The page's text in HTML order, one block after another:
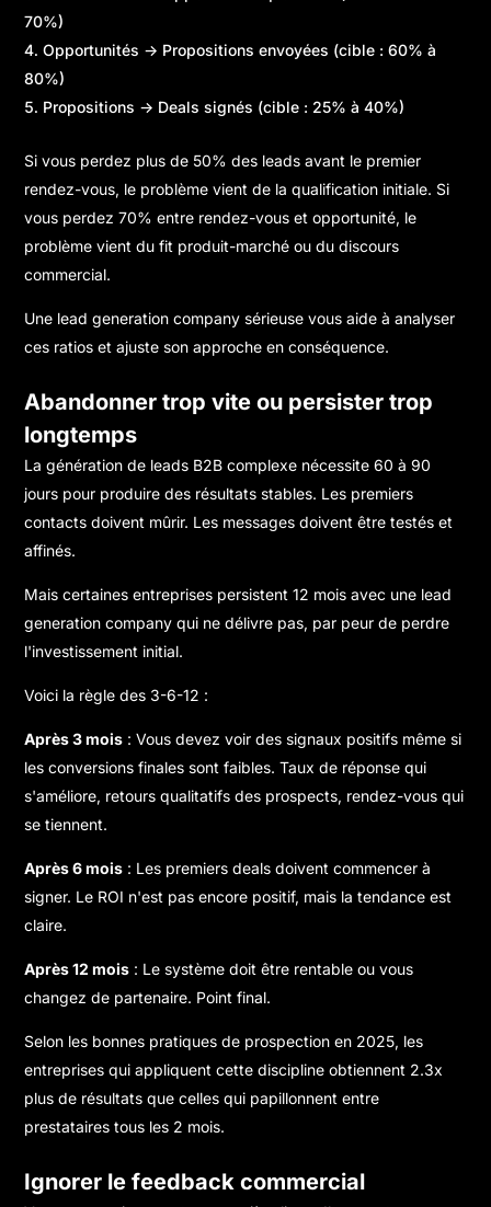
70%)
Opportunités → Propositions envoyées (cible : 60% à
80%)
Propositions → Deals signés (cible : 25% à 40%)
Si vous perdez plus de 50% des leads avant le premier
rendez-vous, le problème vient de la qualification initiale. Si
vous perdez 70% entre rendez-vous et opportunité, le
problème vient du fit produit-marché ou du discours
commercial.
Une lead generation company sérieuse vous aide à analyser
ces ratios et ajuste son approche en conséquence.
Abandonner trop vite ou persister trop
longtemps
La génération de leads B2B complexe nécessite 60 à 90
jours pour produire des résultats stables. Les premiers
contacts doivent mûrir. Les messages doivent être testés et
affinés.
Mais certaines entreprises persistent 12 mois avec une lead
generation company qui ne délivre pas, par peur de perdre
l'investissement initial.
Voici la règle des 3-6-12 :
Après 3 mois : Vous devez voir des signaux positifs même si
les conversions finales sont faibles. Taux de réponse qui
s'améliore, retours qualitatifs des prospects, rendez-vous qui
se tiennent.
Après 6 mois : Les premiers deals doivent commencer à
signer. Le ROI n'est pas encore positif, mais la tendance est
claire.
Après 12 mois : Le système doit être rentable ou vous
changez de partenaire. Point final.
Selon les bonnes pratiques de prospection en 2025, les
entreprises qui appliquent cette discipline obtiennent 2.3x
plus de résultats que celles qui papillonnent entre
prestataires tous les 2 mois.
Ignorer le feedback commercial